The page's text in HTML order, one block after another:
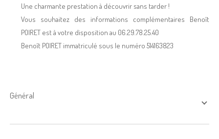
Une charmante prestation à découvrir sans tarder !
Vous souhaitez des informations complémentaires Benoît
POIRET est à votre disposition au 06.29.78.25.40
Benoît POIRET immatriculé sous le numéro 514163823
général